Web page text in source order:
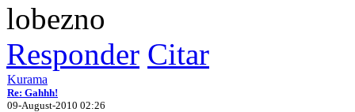
lobezno
Responder Citar
Kurama
Re: Gahhh!
09-August-2010 02:26